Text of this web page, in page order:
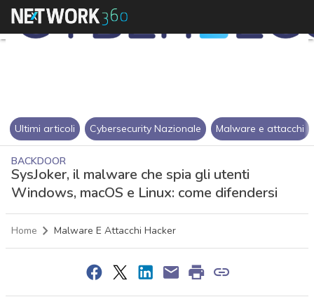
Ultimi articoli Cybersecurity Nazionale Malware e attacchi
BACKDOOR
SysJoker, il malware che spia gli utenti
Windows, macOS e Linux: come difendersi
Home Malware E Attacchi Hacker